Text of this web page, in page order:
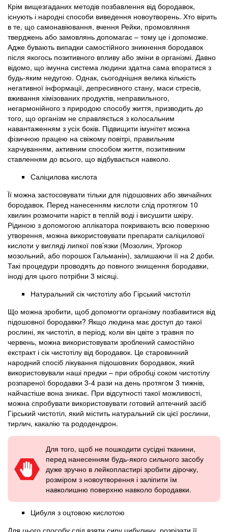
Крім вищезгаданих методів позбавлення від бородавок,
існують і народні способи виведення новоутворень. Хто вірить
в те, що самонавіювання, вчення Рейки, промовляння
тверджень або замовлянь допомагає – тому це і допоможе.
Адже бувають випадки самостійного зникнення бородавок
після якогось позитивного впливу або зміни в організмі. Давно
відомо, що імунна система людини здатна сама впоратися з
будь-яким недугою. Однак, сьогоднішня велика кількість
негативної інформації, депресивного стану, маси стресів,
вживання хімізованих продуктів, неправильного,
негармонійного з природою способу життя, призводить до
того, що організм не справляється з колосальним
навантаженням з усіх боків. Підвищити імунітет можна
фізичною працею на свіжому повітрі, правильним
харчуванням, активним способом життя, позитивним
ставленням до всього, що відбувається навколо.
Саліцилова кислота
Її можна застосовувати тільки для підошовних або звичайних
бородавок. Перед нанесенням кислоти слід протягом 10
хвилин розмочити наріст в теплій воді і висушити шкіру.
Рідиною з допомогою аплікатора покривають всю поверхню
утворення, можна використовувати препарати саліцилової
кислоти у вигляді липкої пов’язки (Мозолин, Ургокор
мозольний, або порошок Гальманін), залишаючи її на 2 доби.
Такі процедури проводять до повного знищення бородавки,
іноді для цього потрібни 3 місяці.
Натуральний сік чистотілу або Гірський чистотіл
Що можна зробити, щоб допомогти організму позбавитися від
підошовної бородавки? Якщо людина має доступ до такої
рослині, як чистотіл, в період, коли він цвіте з травня по
червень, можна використовувати зроблений самостійно
екстракт і сік чистотілу від бородавок. Це старовинний
народний спосіб лікування підошовних бородавок, який
використовували наші предки – при обробці соком чистотілу
розпареної бородавки 3-4 рази на день протягом 3 тижнів,
найчастіше вона зникає. При відсутності такої можливості,
можна спробувати використовувати готовий аптечний засіб
Гірський чистотіл, який містить натуральний сік цієї рослини,
тирлич, какалію та рододендрон.
Для того, щоб не пошкодити сусідні тканини,
перед нанесенням будь-якого сильного засобу
дуже зручно в лейкопластирі зробити дірочку,
розміром з новоутворення і заліпити їм
навколишню поверхню навколо бородавки.
Цибуля з оцтовою кислотою
Для цього способу слід взяти сиру цибулину, розрізати її,